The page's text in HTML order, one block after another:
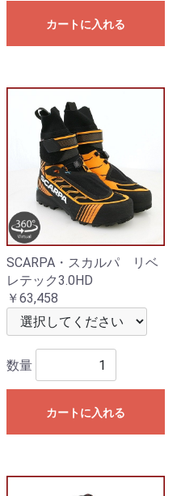
カートに入れる
SCARPA・スカルパ リベ
レテック3.0HD
￥63,458
数量
カートに入れる